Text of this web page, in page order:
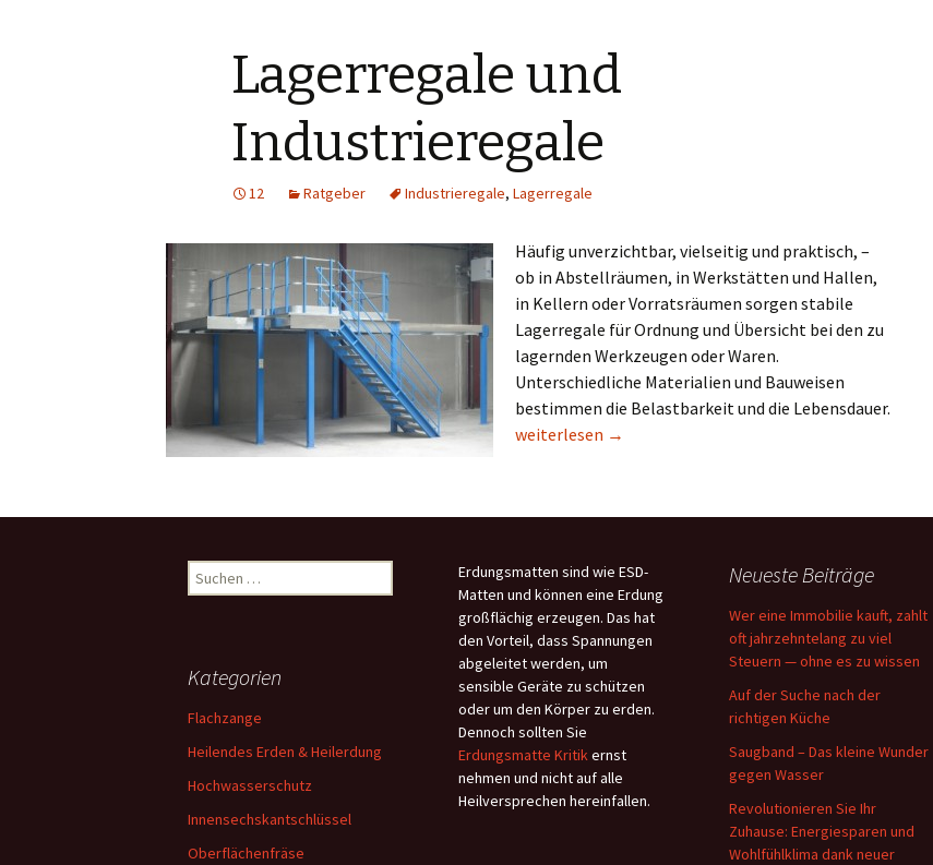
Lagerregale und
Industrieregale
12 Ratgeber Industrieregale, Lagerregale
Häufig unverzichtbar, vielseitig und praktisch, –
ob in Abstellräumen, in Werkstätten und Hallen,
in Kellern oder Vorratsräumen sorgen stabile
Lagerregale für Ordnung und Übersicht bei den zu
lagernden Werkzeugen oder Waren.
Unterschiedliche Materialien und Bauweisen
bestimmen die Belastbarkeit und die Lebensdauer.
Lagerregale und Industrieregale
weiterlesen →
Suchen
nach:
Erdungsmatten sind wie ESD-
Matten und können eine Erdung
großflächig erzeugen. Das hat
den Vorteil, dass Spannungen
abgeleitet werden, um
sensible Geräte zu schützen
oder um den Körper zu erden.
Dennoch sollten Sie
Erdungsmatte Kritikernst
nehmen und nicht auf alle
Heilversprechen hereinfallen.
Neueste Beiträge
Wer eine Immobilie kauft, zahlt
oft jahrzehntelang zu viel
Steuern — ohne es zu wissen
Auf der Suche nach der
richtigen Küche
Saugband – Das kleine Wunder
gegen Wasser
Revolutionieren Sie Ihr
Zuhause: Energiesparen und
Wohlfühlklima dank neuer
Kategorien
Flachzange
Heilendes Erden & Heilerdung
Hochwasserschutz
Innensechskantschlüssel
Oberflächenfräse